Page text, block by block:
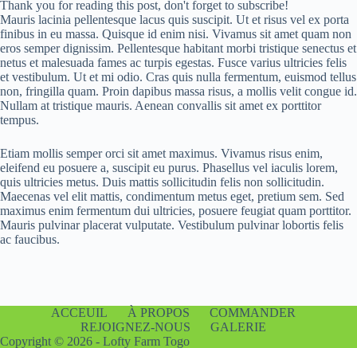
Thank you for reading this post, don't forget to subscribe!
Mauris lacinia pellentesque lacus quis suscipit. Ut et risus vel ex porta
finibus in eu massa. Quisque id enim nisi. Vivamus sit amet quam non
eros semper dignissim. Pellentesque habitant morbi tristique senectus et
netus et malesuada fames ac turpis egestas. Fusce varius ultricies felis
et vestibulum. Ut et mi odio. Cras quis nulla fermentum, euismod tellus
non, fringilla quam. Proin dapibus massa risus, a mollis velit congue id.
Nullam at tristique mauris. Aenean convallis sit amet ex porttitor
tempus.
Etiam mollis semper orci sit amet maximus. Vivamus risus enim,
eleifend eu posuere a, suscipit eu purus. Phasellus vel iaculis lorem,
quis ultricies metus. Duis mattis sollicitudin felis non sollicitudin.
Maecenas vel elit mattis, condimentum metus eget, pretium sem. Sed
maximus enim fermentum dui ultricies, posuere feugiat quam porttitor.
Mauris pulvinar placerat vulputate. Vestibulum pulvinar lobortis felis
ac faucibus.
ACCEUIL À PROPOS
COMMANDER
REJOIGNEZ-NOUS
GALERIE
Copyright © 2026 - Lofty Farm Togo